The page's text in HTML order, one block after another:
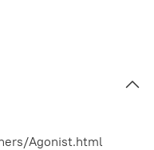
Agonist.html